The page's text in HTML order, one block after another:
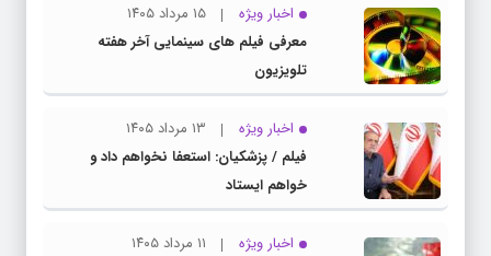
اخبار ویژه
۱۵ مرداد ۱۴۰۵
معرفی فیلم های سینمایی آخر هفته
تلویزیون
اخبار ویژه
۱۳ مرداد ۱۴۰۵
فیلم / پزشکیان: استعفا نخواهم داد و
خواهم ایستاد
اخبار ویژه
۱۱ مرداد ۱۴۰۵